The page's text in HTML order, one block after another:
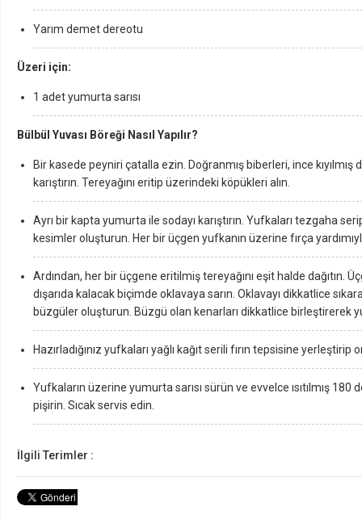
Yarım demet dereotu
Üzeri için:
1 adet yumurta sarısı
Bülbül Yuvası Böreği Nasıl Yapılır?
Bir kasede peyniri çatalla ezin. Doğranmış biberleri, ince
karıştırın. Tereyağını eritip üzerindeki köpükleri alın.
Ayrı bir kapta yumurta ile sodayı karıştırın. Yufkaları tezgaha
kesimler oluşturun. Her bir üçgen yufkanın üzerine fırça
Ardından, her bir üçgene eritilmiş tereyağını eşit halde dağıtın.
dışarıda kalacak biçimde oklavaya sarın. Oklavayı dikkatlice
büzgüler oluşturun. Büzgü olan kenarları dikkatlice birleştirerek
Hazırladığınız yufkaları yağlı kağıt serili fırın tepsisine
Yufkaların üzerine yumurta sarısı sürün ve evvelce ısıtılmış
pişirin. Sıcak servis edin.
İlgili Terimler :